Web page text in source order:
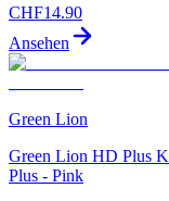
CHF14.90
Ansehen
Green Lion
Green Lion HD Plus
Plus - Pink